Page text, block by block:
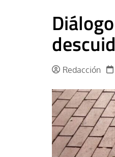
El trabajo es
GlobalizAcción
MMTC
Laboral
La mundialización
El amor en el
Los
mundo
Redacción